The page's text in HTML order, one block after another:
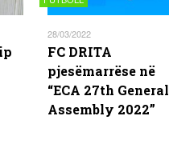
28/03/2022
FC DRITA
pjesëmarrëse në
“ECA 27th General
Assembly 2022”